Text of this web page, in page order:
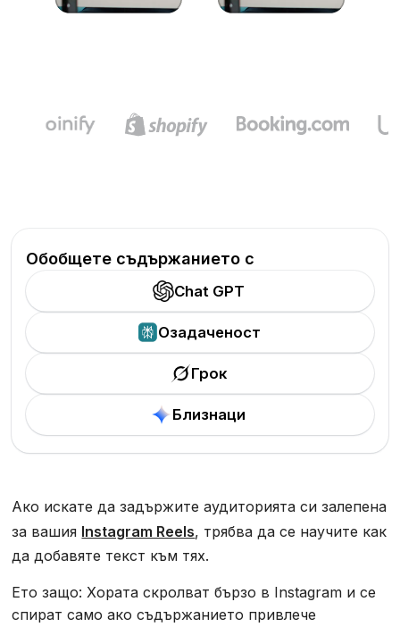
Обобщете съдържанието с
Chat GPT
Озадаченост
Грок
Близнаци
Ако искате да задържите аудиторията си залепена
за вашия Instagram Reels, трябва да се научите как
да добавяте текст към тях.
Ето защо: Хората скролват бързо в Instagram и се
спират само ако съдържанието привлече